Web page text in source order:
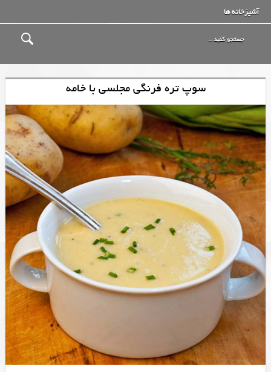
آشپزخانه ها
سوپ تره فرنگی مجلسی با خامه